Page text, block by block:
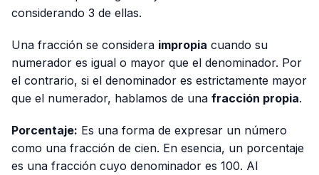
considerando 3 de ellas.
Una fracción se considera impropia cuando su
numerador es igual o mayor que el denominador. Por
el contrario, si el denominador es estrictamente mayor
que el numerador, hablamos de una fracción propia.
Porcentaje: Es una forma de expresar un número
como una fracción de cien. En esencia, un porcentaje
es una fracción cuyo denominador es 100. Al